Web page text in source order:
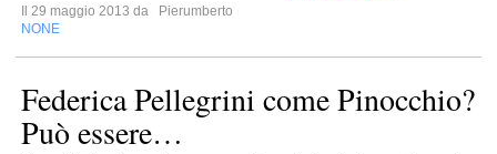
Il 29 maggio 2013 da
Pierumberto
NONE
Federica Pellegrini come Pinocchio?
Può essere…